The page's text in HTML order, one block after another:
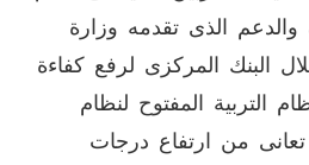
والدعم الذى تقدمه وزارة
البنك المركزى لرفع كفاءة
التربية المفتوح لنظام
تعانى من ارتفاع درجات